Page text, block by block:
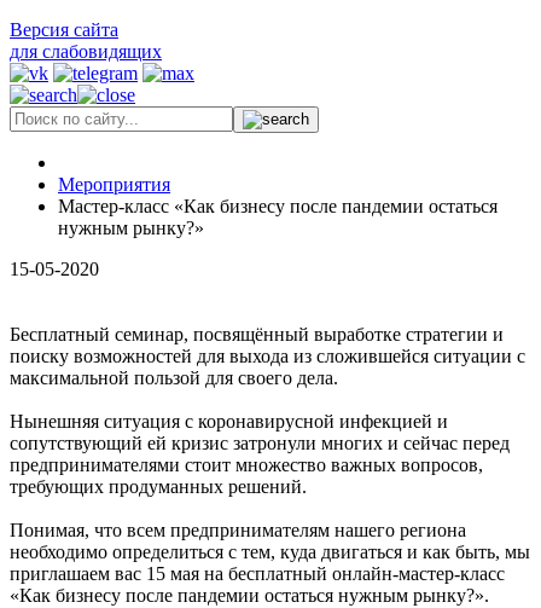
Версия сайта
для слабовидящих
Мероприятия
Мастер-класс «Как бизнесу после пандемии остаться
нужным рынку?»
15-05-2020
Бесплатный семинар, посвящённый выработке стратегии и
поиску возможностей для выхода из сложившейся ситуации с
максимальной пользой для своего дела.
Нынешняя ситуация с коронавирусной инфекцией и
сопутствующий ей кризис затронули многих и сейчас перед
предпринимателями стоит множество важных вопросов,
требующих продуманных решений.
Понимая, что всем предпринимателям нашего региона
необходимо определиться с тем, куда двигаться и как быть, мы
приглашаем вас 15 мая на бесплатный онлайн-мастер-класс
«Как бизнесу после пандемии остаться нужным рынку?».